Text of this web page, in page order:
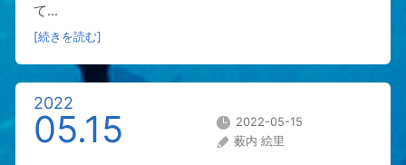
て...
[続きを読む]
2022
05.15
2022-05-15
薮内 絵里